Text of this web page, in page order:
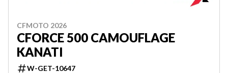
CFMOTO 2026
CFORCE 500 CAMOUFLAGE
KANATI
W-GET-10647